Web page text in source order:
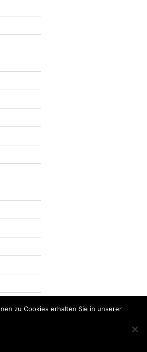
zu Cookies erhalten Sie in unserer